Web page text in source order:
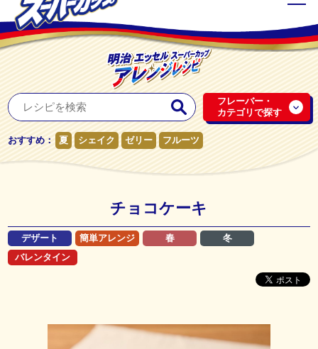
フレーバー・
カテゴリで探す
おすすめ： 夏 シェイク ゼリー フルーツ
チョコケーキ
デザート 簡単アレンジ 春
冬
バレンタイン